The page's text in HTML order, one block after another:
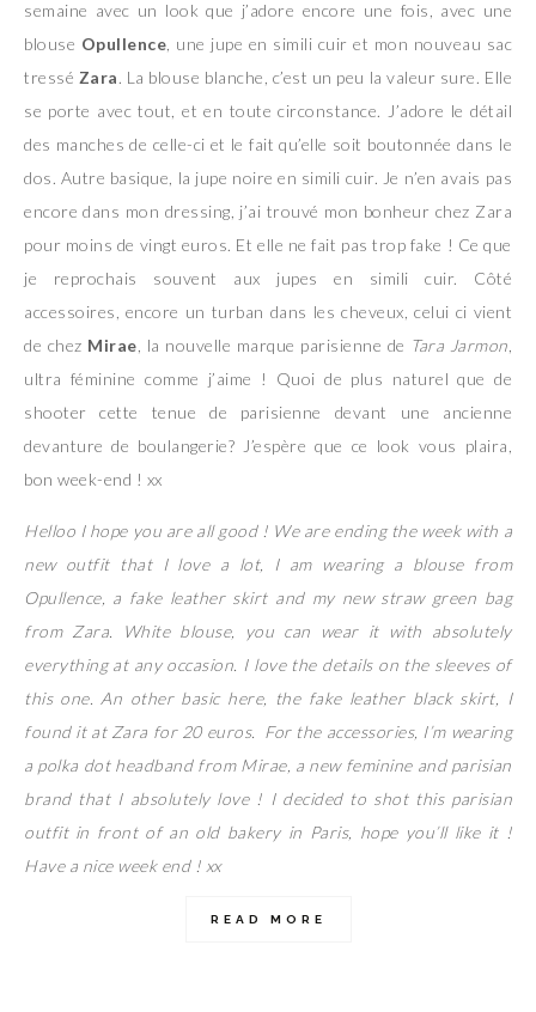
semaine avec un look que j’adore encore une fois, avec une
blouse Opullence , une jupe en simili cuir et mon nouveau sac
tressé Zara. La blouse blanche, c’est un peu la valeur sure. Elle
se porte avec tout, et en toute circonstance. J’adore le détail
des manches de celle-ci et le fait qu’elle soit boutonnée dans le
dos. Autre basique, la jupe noire en simili cuir. Je n’en avais pas
encore dans mon dressing, j’ai trouvé mon bonheur chez Zara
pour moins de vingt euros. Et elle ne fait pas trop fake ! Ce que
je reprochais souvent aux jupes en simili cuir. Côté
accessoires, encore un turban dans les cheveux, celui ci vient
de chez Mirae , la nouvelle marque parisienne de Tara Jarmon
ultra féminine comme j’aime ! Quoi de plus naturel que de
shooter cette tenue de parisienne devant une ancienne
devanture de boulangerie? J’espère que ce look vous plaira,
bon week-end ! xx
Helloo I hope you are all good ! We are ending the week with a
new outfit that I love a lot, I am wearing a blouse from
Opullence, a fake leather skirt and my new straw green bag
from Zara. White blouse, you can wear it with absolutely
everything at any occasion. I love the details on the sleeves of
this one. An other basic here, the fake leather black skirt, I
found it at Zara for 20 euros. For the accessories, I’m wearing
a polka dot headband from Mirae, a new feminine and parisian
brand that I absolutely love ! I decided to shot this parisian
outfit in front of an old bakery in Paris, hope you’ll like it !
Have a nice week end ! xx
READ MORE